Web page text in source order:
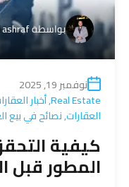
بواسطة
نوفمبر 19, 2025
Real Estate
,أخبار
العقارات,نصائح في بيع
كيفية
المطور قبل